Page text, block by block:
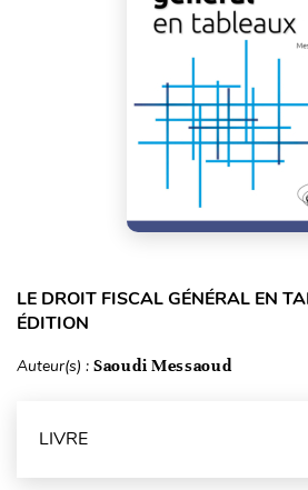
LE DROIT FISCAL GÉNÉRAL EN
ÉDITION
Auteur(s) : Saoudi Messaoud
LIVRE